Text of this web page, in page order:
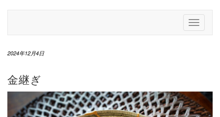
Toggle
2024年12月4日
金継ぎ